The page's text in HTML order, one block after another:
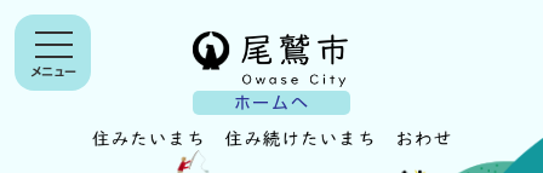
ホームへ
メニュー